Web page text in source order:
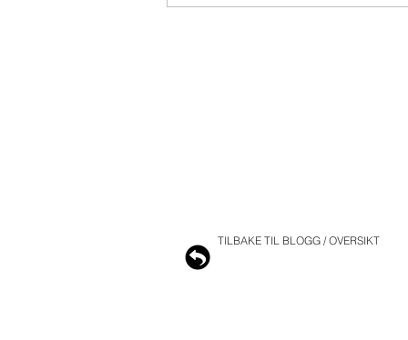
TILBAKE TIL BLOGG / OVERSIKT